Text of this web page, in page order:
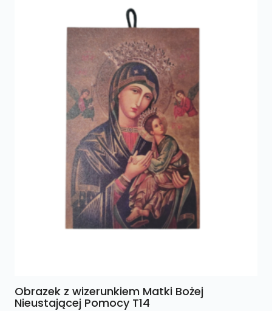
Obrazek z wizerunkiem Matki Bożej
Nieustającej Pomocy T14